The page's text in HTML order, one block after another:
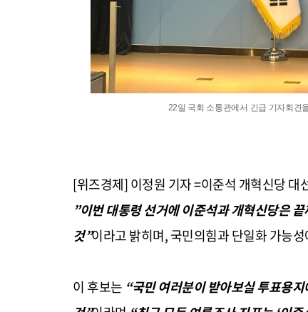
22일 국회 소통관에서 긴급 기자회견
[위즈경제] 이정원 기자 =이준석 개혁신당 대
”이번 대통령 선거에 이준석과 개혁신당은
것”이라고 밝히며,국민의힘과 단일화 가능
이 후보는 “국민 여러분이 받아보실 투표용